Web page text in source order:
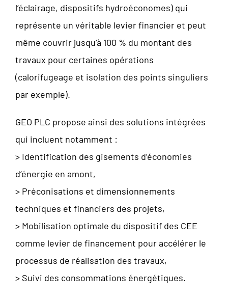
l’éclairage, dispositifs hydroéconomes) qui
représente un véritable levier financier et peut
même couvrir jusqu’à 100 % du montant des
travaux pour certaines opérations
(calorifugeage et isolation des points singuliers
par exemple).
GEO PLC propose ainsi des solutions intégrées
qui incluent notamment :
> Identification des gisements d’économies
d’énergie en amont,
> Préconisations et dimensionnements
techniques et financiers des projets,
> Mobilisation optimale du dispositif des CEE
comme levier de financement pour accélérer le
processus de réalisation des travaux,
> Suivi des consommations énergétiques.